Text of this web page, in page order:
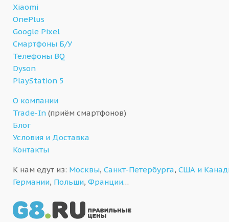
Xiaomi
OnePlus
Google Pixel
Смартфоны Б/У
Телефоны BQ
Dyson
PlayStation 5
О компании
Trade-In (приём смартфонов)
Блог
Условия и Доставка
Контакты
К нам едут из: Москвы, Санкт-Петербурга, США и
Германии, Польши, Франции…